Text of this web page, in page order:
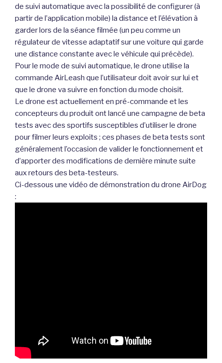
de suivi automatique avec la possibilité de configurer (à
partir de l’application mobile) la distance et l’élévation à
garder lors de la séance filmée (un peu comme un
régulateur de vitesse adaptatif sur une voiture qui garde
une distance constante avec le véhicule qui précède).
Pour le mode de suivi automatique, le drone utilise la
commande AirLeash que l’utilisateur doit avoir sur lui et
que le drone va suivre en fonction du mode choisit.
Le drone est actuellement en pré-commande et les
concepteurs du produit ont lancé une campagne de beta
tests avec des sportifs susceptibles d’utiliser le drone
pour filmer leurs exploits ; ces phases de beta tests sont
généralement l’occasion de valider le fonctionnement et
d’apporter des modifications de dernière minute suite
aux retours des beta-testeurs.
Ci-dessous une vidéo de démonstration du drone AirDog
: